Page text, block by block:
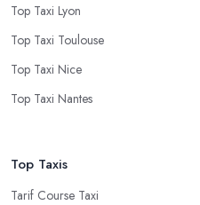
Top Taxi Lyon
Top Taxi Toulouse
Top Taxi Nice
Top Taxi Nantes
Top Taxis
Tarif Course Taxi